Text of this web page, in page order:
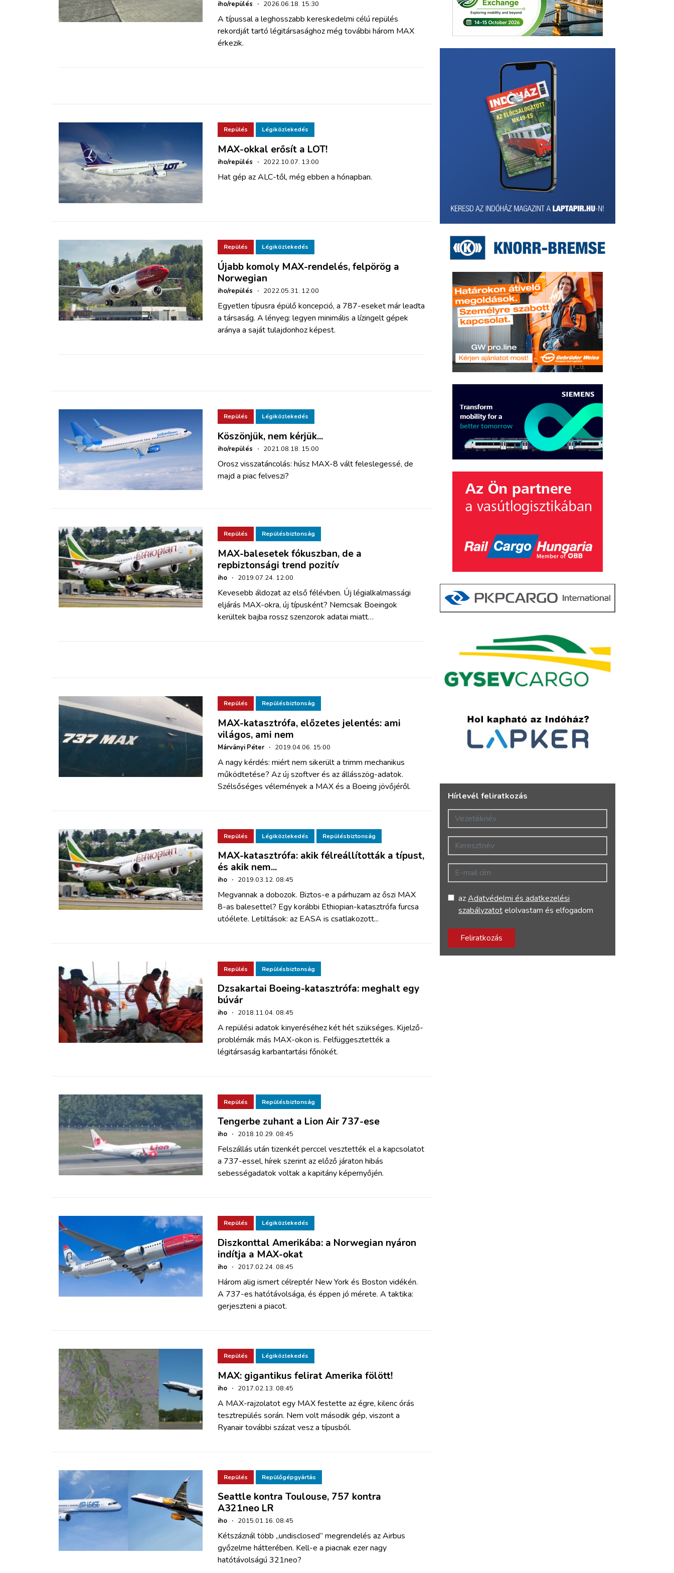
WEBSHOP
BELÉPÉS
REGISZTRÁCIÓ
iho/repülés · 2026.06.18. 15:30
A típussal a leghosszabb kereskedelmi célú repülés
rekordját tartó légitársasághoz még további három MAX
érkezik.
Repülés Légiközlekedés
MAX-okkal erősít a LOT!
iho/repülés · 2022.10.07. 13:00
Hat gép az ALC-től, még ebben a hónapban.
Repülés Légiközlekedés
Újabb komoly MAX-rendelés, felpörög a
Norwegian
iho/repülés · 2022.05.31. 12:00
Egyetlen típusra épülő koncepció, a 787-eseket már leadta
a társaság. A lényeg: legyen minimális a lízingelt gépek
aránya a saját tulajdonhoz képest.
Repülés Légiközlekedés
Köszönjük, nem kérjük...
iho/repülés · 2021.08.18. 15:00
Orosz visszatáncolás: húsz MAX-8 vált feleslegessé, de
majd a piac felveszi?
Repülés Repülésbiztonság
MAX-balesetek fókuszban, de a
repbiztonsági trend pozitív
iho · 2019.07.24. 12:00
Kevesebb áldozat az első félévben. Új légialkalmassági
eljárás MAX-okra, új típusként? Nemcsak Boeingok
kerültek bajba rossz szenzorok adatai miatt…
Repülés Repülésbiztonság
MAX-katasztrófa, előzetes jelentés: ami
világos, ami nem
Márványi Péter · 2019.04.06. 15:00
A nagy kérdés: miért nem sikerült a trimm mechanikus
működtetése? Az új szoftver és az állásszög-adatok.
Szélsőséges vélemények a MAX és a Boeing jövőjéről.
Repülés Légiközlekedés Repülésbiztonság
MAX-katasztrófa: akik félreállították a típust,
és akik nem...
iho · 2019.03.12. 08:45
Megvannak a dobozok. Biztos-e a párhuzam az őszi MAX
8-as balesettel? Egy korábbi Ethiopian-katasztrófa furcsa
utóélete. Letiltások: az EASA is csatlakozott...
Repülés Repülésbiztonság
Dzsakartai Boeing-katasztrófa: meghalt egy
búvár
iho · 2018.11.04. 08:45
A repülési adatok kinyeréséhez két hét szükséges. Kijelző-
problémák más MAX-okon is. Felfüggesztették a
légitársaság karbantartási főnökét.
Repülés Repülésbiztonság
Tengerbe zuhant a Lion Air 737-ese
iho · 2018.10.29. 08:45
Felszállás után tizenkét perccel vesztették el a kapcsolatot
a 737-essel, hírek szerint az előző járaton hibás
sebességadatok voltak a kapitány képernyőjén.
Repülés Légiközlekedés
Diszkonttal Amerikába: a Norwegian nyáron
indítja a MAX-okat
iho · 2017.02.24. 08:45
Három alig ismert célreptér New York és Boston vidékén.
A 737-es hatótávolsága, és éppen jó mérete. A taktika:
gerjeszteni a piacot.
Repülés Légiközlekedés
MAX: gigantikus felirat Amerika fölött!
iho · 2017.02.13. 08:45
A MAX-rajzolatot egy MAX festette az égre, kilenc órás
tesztrepülés során. Nem volt második gép, viszont a
Ryanair további százat vesz a típusból.
Repülés Repülőgépgyártás
Seattle kontra Toulouse, 757 kontra
A321neo LR
iho · 2015.01.16. 08:45
Kétszáznál több „undisclosed” megrendelés az Airbus
győzelme hátterében. Kell-e a piacnak ezer nagy
hatótávolságú 321neo?
Hírlevél feliratkozás
Vezetéknév
Keresztnév
E-mail cím
azAdatvédelmi és adatkezelési
szabályzatotelolvastam és elfogadom
Feliratkozás